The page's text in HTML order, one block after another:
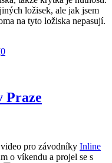
ložisek, ale jak jsem
na tyto ložiska nepasují.
0
Praze
pro závodníky Inline
o víkendu a projel se s